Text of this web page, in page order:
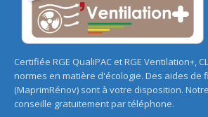
Certifiée RGE QualiPAC et RGE Ventilation+,
normes en matière d'écologie. Des aides de
(MaprimRénov) sont à votre disposition.
conseille gratuitement par téléphone.